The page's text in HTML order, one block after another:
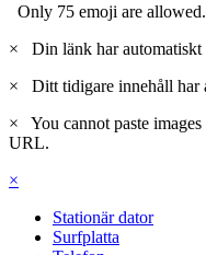
Only 75 emoji are allowed.
×
Din länk har
×
Ditt tidigare innehåll har
×
You cannot paste
URL.
×
Stationär dator
Surfplatta